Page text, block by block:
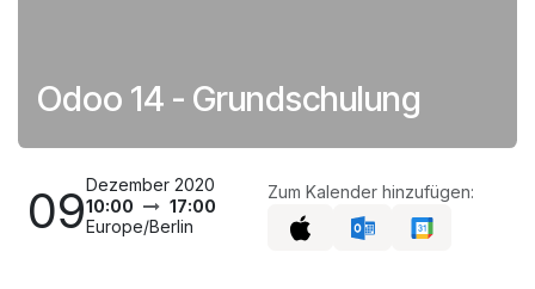
Odoo 14 - Grundschulung
09Dezember 2020
10:00
17:00
Europe/Berlin
Zum Kalender hinzufügen: